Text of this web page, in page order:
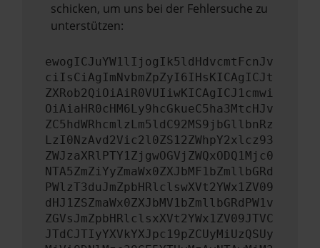
schicken, um uns bei der Fehlersuche zu
unterstützen:
ewogICJuYW1lIjogIk5ldHdvcmtFcnJv
ciIsCiAgImNvbmZpZyI6IHsKICAgICJt
ZXRob2QiOiAiR0VUIiwKICAgICJ1cmwi
OiAiaHR0cHM6Ly9hcGkueC5ha3MtcHJv
ZC5hdWRhcmlzLm5ldC92MS9jbGllbnRz
LzI0NzAvd2Vic2l0ZS12ZWhpY2xlcz93
ZWJzaXRlPTY1ZjgwOGVjZWQxODQ1Mjc0
NTA5ZmZiYyZmaWx0ZXJbMF1bZmllbGRd
PWlzT3duJmZpbHRlclswXVt2YWx1ZV09
dHJ1ZSZmaWx0ZXJbMV1bZmllbGRdPW1v
ZGVsJmZpbHRlclsxXVt2YWx1ZV09JTVC
JTdCJTIyYXVkYXJpc19pZCUyMiUzQSUy